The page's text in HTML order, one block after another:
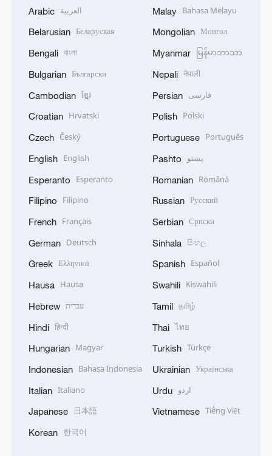
Arabic العربية
Belarusian Беларуская
Bengali বাংলা
Bulgarian Български
Cambodian ខ្មែរ
Croatian Hrvatski
Czech Český
English English
Esperanto Esperanto
Filipino Filipino
French Français
German Deutsch
Greek Ελληνικά
Hausa Hausa
Hebrew עברית
Hindi हिन्दी
Hungarian Magyar
Indonesian Bahasa Indonesia
Italian Italiano
Japanese 日本語
Korean 한국어
Malay Bahasa Melayu
Mongolian Монгол
Myanmar မြန်မာဘာသာ
Nepali नेपाली
Persian فارسی
Polish Polski
Portuguese Português
Pashto پښتو
Romanian Română
Russian Русский
Serbian Српски
Sinhala සිංහල
Spanish Español
Swahili Kiswahili
Tamil தமிழ்
Thai ไทย
Turkish Türkçe
Ukrainian Українська
Urdu اردو
Vietnamese Tiếng Việt